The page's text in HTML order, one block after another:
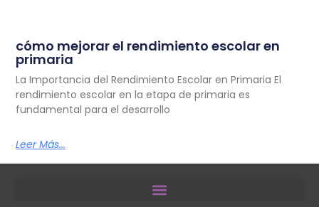
cómo mejorar el rendimiento escolar en
primaria
La Importancia del Rendimiento Escolar en Primaria El
rendimiento escolar en la etapa de primaria es
fundamental para el desarrollo
Leer Más...